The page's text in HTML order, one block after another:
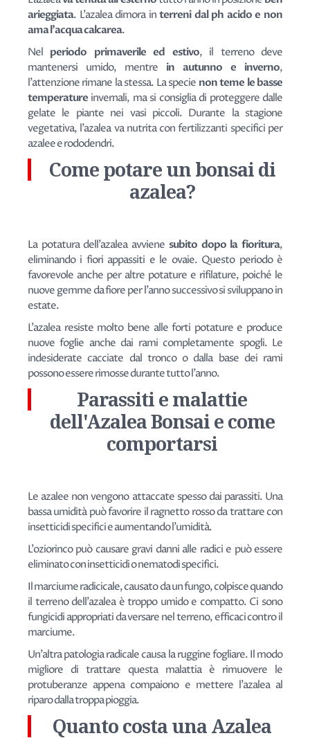
arieggiata. L'azalea dimora interreni dal ph acido e non
ama l'acqua calcarea.
Nel periodo primaverile ed estivo, il terreno deve
mantenersi umido, mentre in autunno e inverno,
l'attenzione rimane la stessa. La specie non teme le basse
temperature invernali, ma si consiglia di proteggere dalle
gelate le piante nei vasi piccoli. Durante la stagione
vegetativa, l'azalea va nutrita con fertilizzanti specifici per
azalee e rododendri.
Come potare un bonsai di
azalea?
La potatura dell'azalea avviene subito dopo la fioritura,
eliminando i fiori appassiti e le ovaie. Questo periodo è
favorevole anche per altre potature e rifilature, poiché le
nuove gemme da fiore per l'anno successivo si sviluppano in
estate.
L'azalea resiste molto bene alle forti potature e produce
nuove foglie anche dai rami completamente spogli. Le
indesiderate cacciate dal tronco o dalla base dei rami
possono essere rimosse durante tutto l'anno.
Parassiti e malattie
dell'Azalea Bonsai e come
comportarsi
Le azalee non vengono attaccate spesso dai parassiti. Una
bassa umidità può favorire il ragnetto rosso da trattare con
insetticidi specifici e aumentando l'umidità.
L'oziorinco può causare gravi danni alle radici e può essere
eliminato con insetticidi o nematodi specifici.
Il marciume radicicale, causato da un fungo, colpisce quando
il terreno dell'azalea è troppo umido e compatto. Ci sono
fungicidi appropriati da versare nel terreno, efficaci contro il
marciume.
Un'altra patologia radicale causa la ruggine fogliare. Il modo
migliore di trattare questa malattia è rimuovere le
protuberanze appena compaiono e mettere l'azalea al
riparo dalla troppa pioggia.
Quanto costa una Azalea